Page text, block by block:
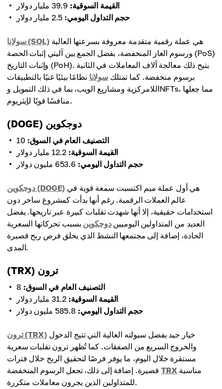
القيمة السوقية:
حجم التداول اليومي:
سولانا (SOL)
ورسوم الغاز المنخفضة، بفضل الجمع بين آليتي إثبات الحصة (PoS)
وإثبات التاريخ (PoH). يتيح ذلك معالجة آلاف المعاملات في الثانية
برسوم منخفضة. كما تمتلك سولانا نظامًا بيئيًا غنيًا بالتطبيقات
اللامركزية ومشاريع الويب، بما في ذلك التمويل وNFTs، مما جعلها
منافسًا قويًا لإيثريوم.
(DOGE) دوجكوين
التصنيف العام في السوق:
القيمة السوقية:
حجم التداول اليومي:
دوجكوين (DOGE)
عالم العملات الرقمية. رغم أنها بدأت كمشروع ساخر دون
استخدامات حقيقية، إلا أنها شهدت تقلبات كبيرة عبر تاريخها. يفضل
العديد من المتداولين اليومييندوجكوين بسبب تحركاتها السعرية
الحادة، إضافة إلى مجتمعها النشط الذي يخلق فرص ربح قصيرة
المدى.
(TRX) ترون
التصنيف العام في السوق:
القيمة السوقية:
حجم التداول اليومي:
ترون (TRX)
والخروج السريع من الصفقات. كما تُظهر ترون تقلبات سعرية
مستقرة خلال اليوم، ما يوفر فرصًا لتحقيق الربح خلال فترات
TRX
للمتداولين الذين يجرون معاملات متكررة.